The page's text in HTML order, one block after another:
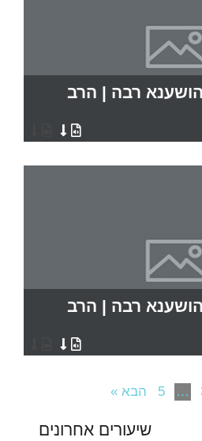
רבה | הרב
רבה | הרב
…
5 הבא »
שיעורים אחרונים